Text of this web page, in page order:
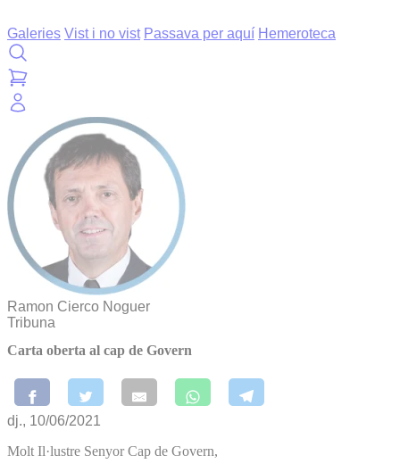
Galeries Vist i no vist Passava per aquí Hemeroteca
Ramon Cierco Noguer
Tribuna
Carta oberta al cap de Govern
dj., 10/06/2021
Molt Il·lustre Senyor Cap de Govern,